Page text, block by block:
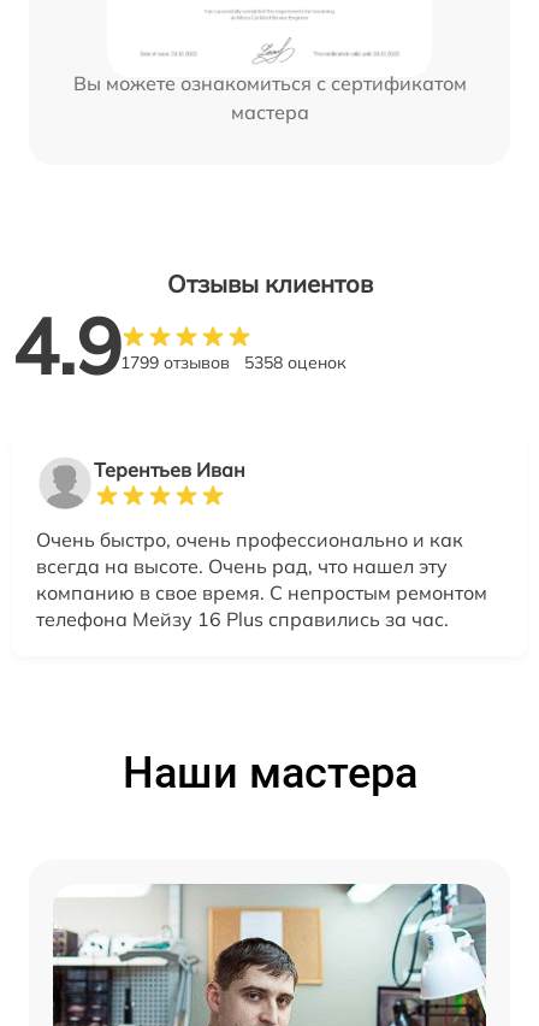
Вы можете ознакомиться с сертификатом
мастера
Отзывы клиентов
4.91799 отзывов 5358 оценок
Терентьев Иван
Очень быстро, очень профессионально и как
всегда на высоте. Очень рад, что нашел эту
компанию в свое время. С непростым ремонтом
телефона Мейзу 16 Plus справились за час.
Наши мастера